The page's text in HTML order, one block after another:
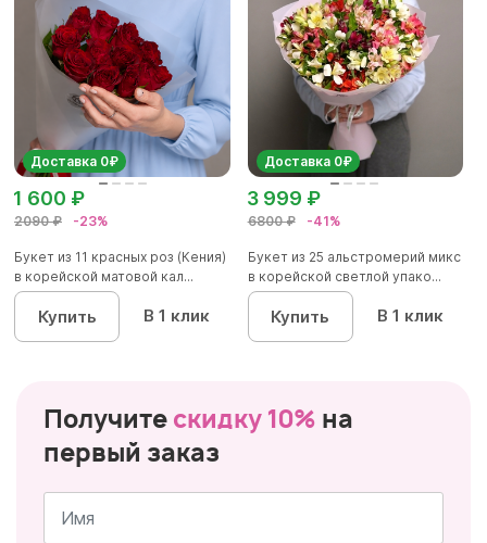
Доставка 0₽
2090 ₽ -23%
1 600 ₽
Букет из 11 красных роз (Кения)
в корейской матовой кал...
Купить В 1 клик
Доставка 0₽
6800 ₽ -41%
3 999 ₽
Букет из 25 альстромерий микс
в корейской светлой упако...
Купить В 1 клик
Получите скидку 10% на
первый заказ